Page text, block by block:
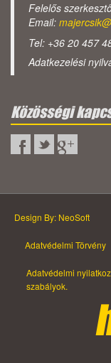
Felelős
Email:
Tel: +36 20 457
Adatkezelési
Közösségi
Design By: NeoSoft
Adatvédelmi Törvény
Adatvédelmi
szabályok.